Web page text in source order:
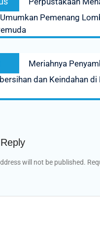
post:
Pemenang
post:
Meriahnya
dan Keindahan di
will not be published.